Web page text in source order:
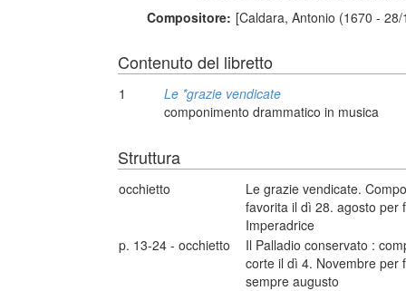
Compositore: [Caldara, Antonio (1670 -
Contenuto del libretto
1
Le *grazie vendicate
componimento drammatico in musica
Struttura
occhietto
Le grazie vendicate.
favorita il dì 28. agosto per
Imperadrice
p. 13-24 - occhietto
Il Palladio conservato :
corte il dì 4. Novembre per
sempre augusto